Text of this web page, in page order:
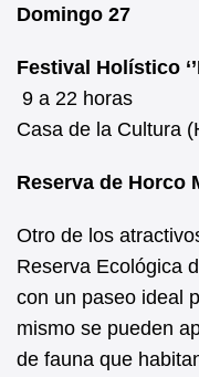
Domingo 27
Festival Holístico
9 a 22 horas
Casa de la Cultura
Reserva de Horco
Otro de los
Reserva Ecológica
con un paseo ideal
mismo se pueden
de fauna que